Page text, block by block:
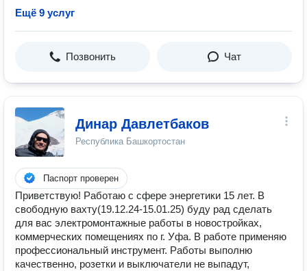
Ещё 9 услуг
Позвонить Чат
Динар Давлетбаков
Республика Башкортостан
Паспорт проверен
Приветствую! Работаю с сфере энергетики 15 лет. В
свободную вахту(19.12.24-15.01.25) буду рад сделать
для вас электромонтажные работы в новостройках,
коммерческих помещениях по г. Уфа. В работе применяю
профессиональный инструмент. Работы выполню
качественно, розетки и выключатели не выпадут,